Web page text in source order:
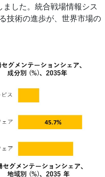
した。統合戦場情報シス
技術の進歩が、世界市場の